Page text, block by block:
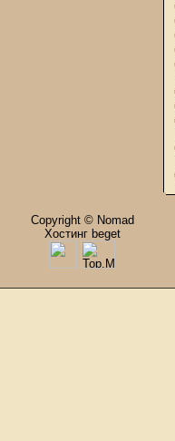
Copyright © Nomad
Хостинг beget